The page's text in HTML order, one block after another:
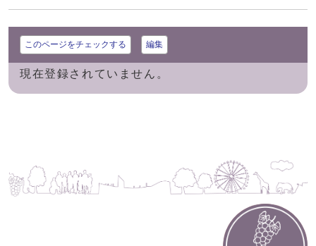
このページをチェックする 編集
現在登録されていません。